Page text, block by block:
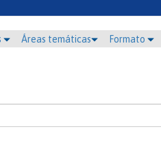
Áreas temáticas Formato